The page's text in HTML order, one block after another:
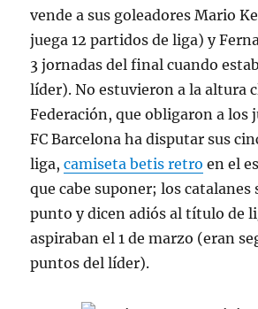
vende a sus goleadores Mario
juega 12 partidos de liga) y
3 jornadas del final cuando
líder). No estuvieron a la altura
Federación, que obligaron a los
FC Barcelona ha disputar sus
liga,camiseta betis retro en el
que cabe suponer; los catalanes
punto y dicen adiós al título de
aspiraban el 1 de marzo (eran
puntos del líder).